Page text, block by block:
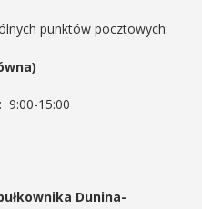
punktów pocztowych:
9:00-15:00
Dunina-